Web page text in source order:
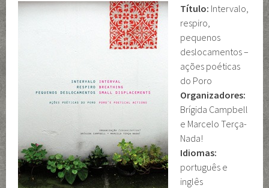
Título: Intervalo,
respiro,
pequenos
deslocamentos –
ações poéticas
do Poro
Organizadores:
Brígida Campbell
e Marcelo Terça-
Nada!
Idiomas:
português e
inglês